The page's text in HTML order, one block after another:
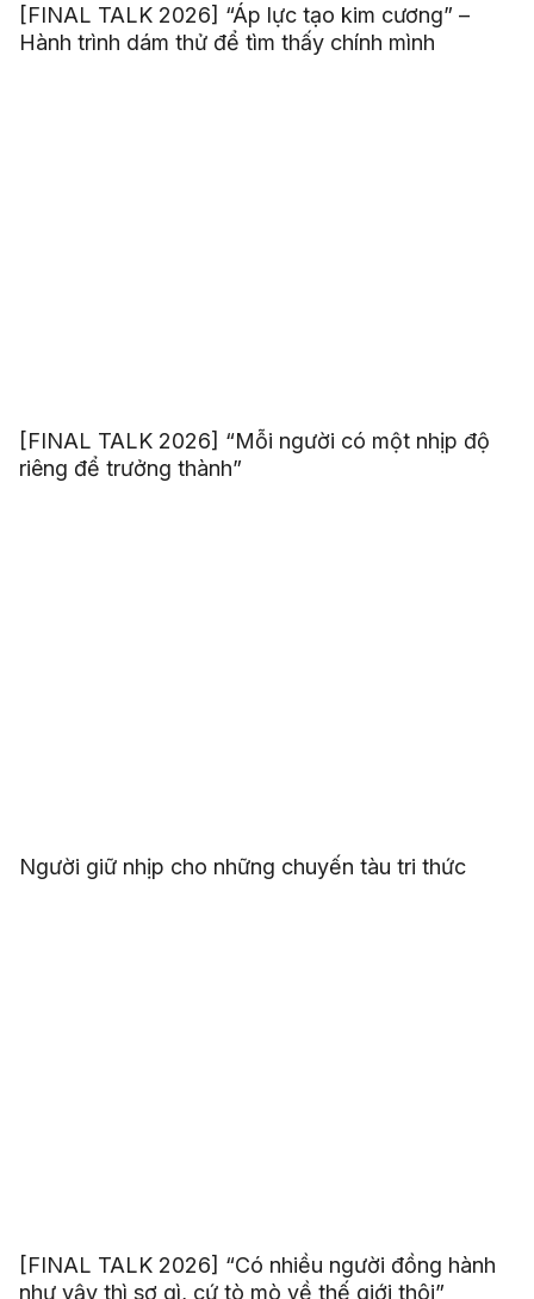
[FINAL TALK 2026] “Áp lực tạo kim cương” –
Hành trình dám thử để tìm thấy chính mình
[FINAL TALK 2026] “Mỗi người có một nhịp độ
riêng để trưởng thành”
Người giữ nhịp cho những chuyến tàu tri thức
[FINAL TALK 2026] “Có nhiều người đồng hành
như vậy thì sợ gì, cứ tò mò về thế giới thôi”